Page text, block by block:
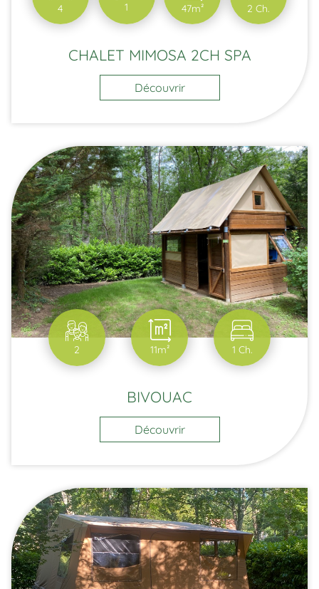
4 1 47m² 2 Ch.
CHALET MIMOSA 2CH SPA
Découvrir
2 11m² 1 Ch.
BIVOUAC
Découvrir